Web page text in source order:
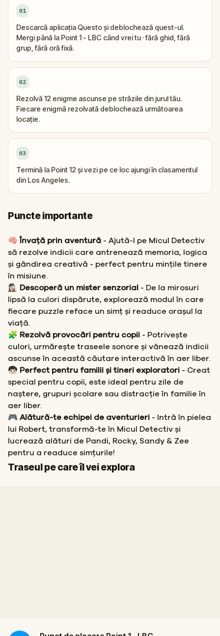
01
Descarcă aplicația Questo și deblochează quest-ul.
Mergi până la Point 1 - LBC când vrei tu · fără ghid, fără
grup, fără oră fixă.
02
Rezolvă 12 enigme ascunse pe străzile din jurul tău.
Fiecare enigmă rezolvată deblochează următoarea
locație.
03
Termină la Point 12 și vezi pe ce loc ajungi în clasamentul
din Los Angeles.
Puncte importante
🧠 Învață prin aventură - Ajută-l pe Micul Detectiv
să rezolve indicii care antrenează memoria, logica
și gândirea creativă - perfect pentru mințile tinere
în misiune.
🕵🏻‍♀️ Descoperă un mister senzorial - De la mirosuri
lipsă la culori dispărute, explorează modul în care
fiecare puzzle reface un simț și readuce orașul la
viață.
🧩 Rezolvă provocări pentru copii - Potrivește
culori, urmărește traseele sonore și vânează indicii
ascunse în această căutare interactivă în aer liber.
🧒🏻 Perfect pentru familii și tineri exploratori - Creat
special pentru copii, este ideal pentru zile de
naștere, grupuri școlare sau distracție în familie în
aer liber.
🎮 Alătură-te echipei de aventurieri - Intră în pielea
lui Robert, transformă-te în Micul Detectiv și
lucrează alături de Pandi, Rocky, Sandy & Zee
pentru a readuce simțurile!
Traseul pe care îl vei explora
Start
Sosire